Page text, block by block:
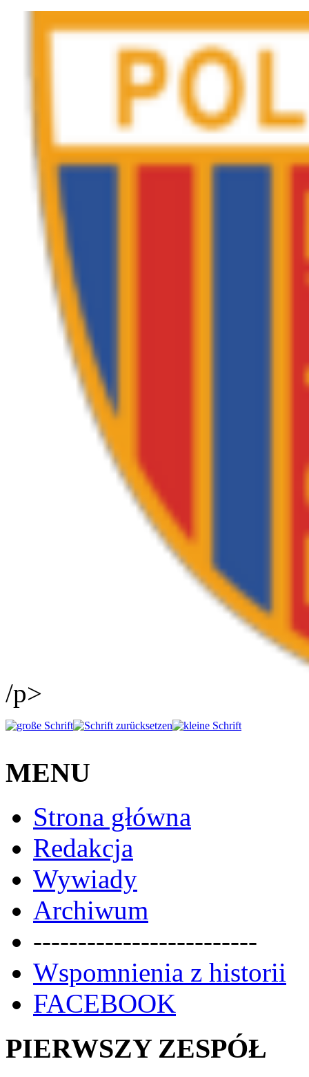
/p>
MENU
Strona główna
Redakcja
Wywiady
Archiwum
-------------------------
Wspomnienia z historii
FACEBOOK
PIERWSZY ZESPÓŁ